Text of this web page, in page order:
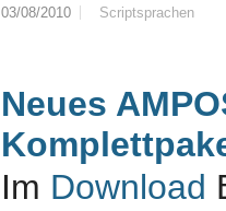
03/08/2010 Scriptsprachen
Neues
Im Download